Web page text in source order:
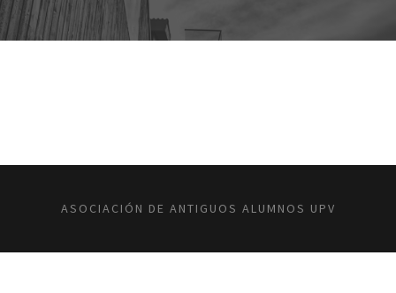
ASOCIACIÓN DE ANTIGUOS ALUMNOS UPV